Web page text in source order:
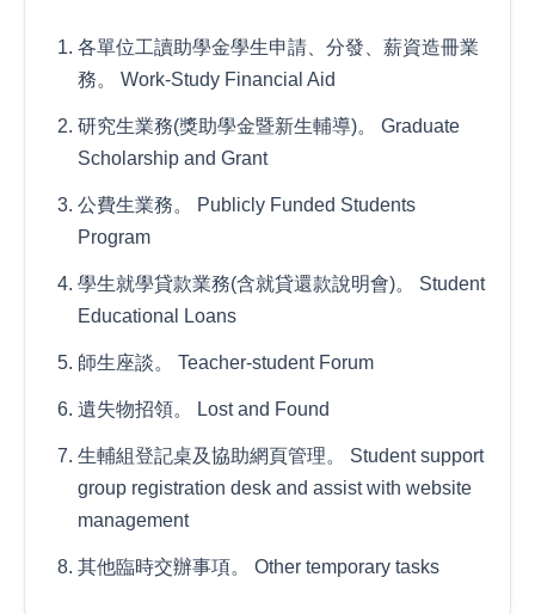
各單位工讀助學金學生申請、分發、薪資造冊業
務。 Work-Study Financial Aid
研究生業務(獎助學金暨新生輔導)。 Graduate
Scholarship and Grant
公費生業務。 Publicly Funded Students
Program
學生就學貸款業務(含就貸還款說明會)。 Student
Educational Loans
師生座談。 Teacher-student Forum
遺失物招領。 Lost and Found
生輔組登記桌及協助網頁管理。 Student support
group registration desk and assist with website
management
其他臨時交辦事項。 Other temporary tasks